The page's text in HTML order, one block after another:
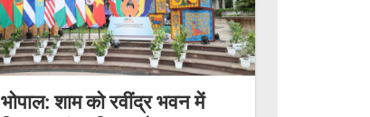
भोपाल: शाम को रवींद्र भवन में